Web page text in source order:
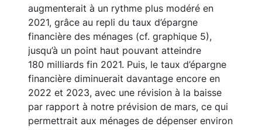
augmenterait à un rythme plus modéré en
2021, grâce au repli du taux d’épargne
financière des ménages (cf. graphique 5),
jusqu’à un point haut pouvant atteindre
180 milliards fin 2021. Puis, le taux d’épargne
financière diminuerait davantage encore en
2022 et 2023, avec une révision à la baisse
par rapport à notre prévision de mars, ce qui
permettrait aux ménages de dépenser environ